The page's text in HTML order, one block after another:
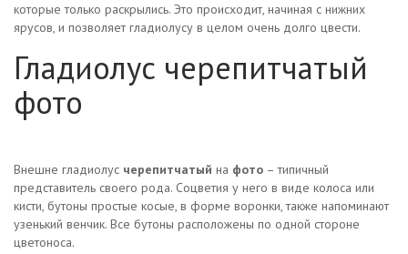
которые только раскрылись. Это происходит, начиная с нижних
ярусов, и позволяет гладиолусу в целом очень долго цвести.
Гладиолус черепитчатый
фото
Внешне гладиолус черепитчатый на фото – типичный
представитель своего рода. Соцветия у него в виде колоса или
кисти, бутоны простые косые, в форме воронки, также напоминают
узенький венчик. Все бутоны расположены по одной стороне
цветоноса.